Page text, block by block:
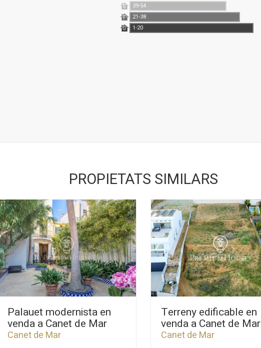
E 39-54
F 21-38
G 1-20
PROPIETATS SIMILARS
Palauet modernista en
venda a Canet de Mar
Canet de Mar
Terreny edificable en
venda a Canet de Mar
Canet de Mar